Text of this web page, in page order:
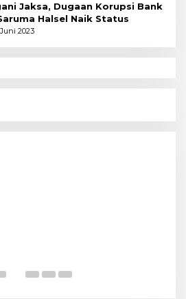
Jaksa, Dugaan Korupsi Bank
Halsel Naik Status
2023